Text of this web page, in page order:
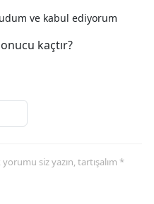
ve kabul ediyorum
kaçtır?
siz yazın, tartışalım *